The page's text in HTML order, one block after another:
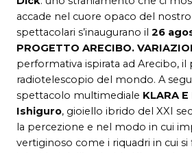
accade nel cuore opaco del
spettacolari s’inaugurano il 26
PROGETTO ARECIBO.
performativa ispirata ad Arecibo, il
radiotelescopio del mondo. A
spettacolo multimediale KLARA E
Ishiguro, gioiello ibrido del XXI
la percezione e nel modo in cui
vertiginoso come i riquadri in cui si